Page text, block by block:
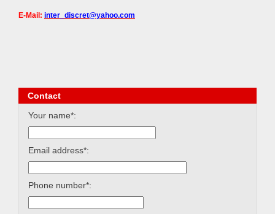
E-Mail: inter_discret@yahoo.com
Contact
Your name*:
Email address*:
Phone number*: